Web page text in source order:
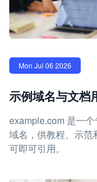
Mon Jul 06 2026
示例域名与文档
example.com 是一
域名，供教程、示
可即可引用。